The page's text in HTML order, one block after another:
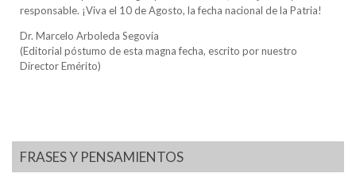
responsable. ¡Viva el 10 de Agosto, la fecha nacional de la Patria!
Dr. Marcelo Arboleda Segovia
(Editorial póstumo de esta magna fecha, escrito por nuestro
Director Emérito)
FRASES Y PENSAMIENTOS